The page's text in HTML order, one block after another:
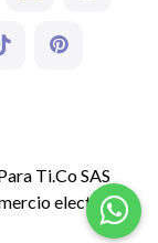
Ti.Co SAS
electrónico